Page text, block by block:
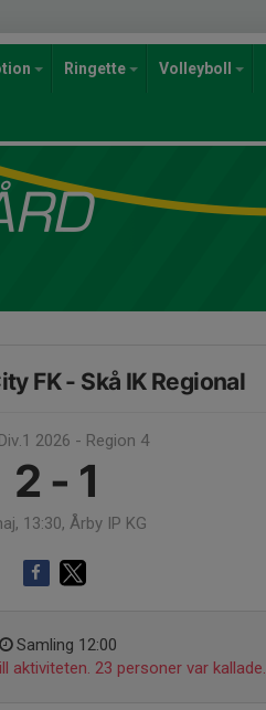
Ringette Volleyboll
FK - Skå IK Regional
2026 - Region 4
2 - 1
13:30, Årby IP KG
Samling 12:00
aktiviteten. 23 personer var kallade.